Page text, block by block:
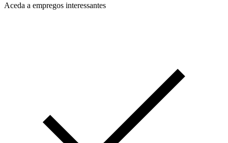
Aceda a empregos interessantes